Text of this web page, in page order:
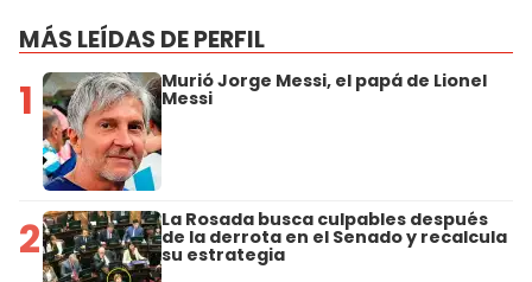
MÁS LEÍDAS DE PERFIL
1 Murió Jorge Messi, el papá de Lionel
Messi
2 La Rosada busca culpables después
de la derrota en el Senado y recalcula
su estrategia